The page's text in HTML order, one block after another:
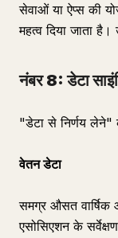
सेवाओं या ऐप्स की
महत्व दिया जाता
नंबर 8: डेटा
"डेटा से निर्णय लेने"
वेतन डेटा
समग्र औसत
एसोसिएशन के